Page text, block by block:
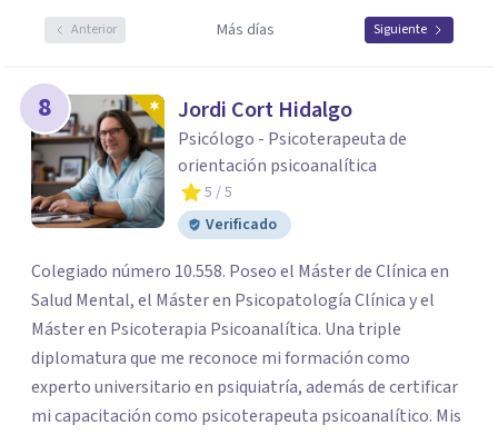
Anterior Más días Siguiente
8 Jordi Cort Hidalgo
Psicólogo - Psicoterapeuta de
orientación psicoanalítica
5 / 5
Verificado
Colegiado número 10.558. Poseo el Máster de Clínica en
Salud Mental, el Máster en Psicopatología Clínica y el
Máster en Psicoterapia Psicoanalítica. Una triple
diplomatura que me reconoce mi formación como
experto universitario en psiquiatría, además de certificar
mi capacitación como psicoterapeuta psicoanalítico. Mis